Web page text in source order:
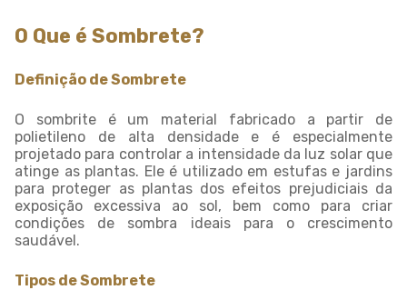
O Que é Sombrete?
Definição de Sombrete
O sombrite é um material fabricado a partir de
polietileno de alta densidade e é especialmente
projetado para controlar a intensidade da luz solar que
atinge as plantas. Ele é utilizado em estufas e jardins
para proteger as plantas dos efeitos prejudiciais da
exposição excessiva ao sol, bem como para criar
condições de sombra ideais para o crescimento
saudável.
Tipos de Sombrete